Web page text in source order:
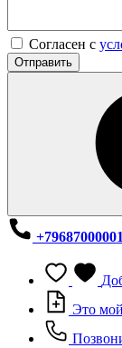
Согласен с
Отправить
+79687000001
Это